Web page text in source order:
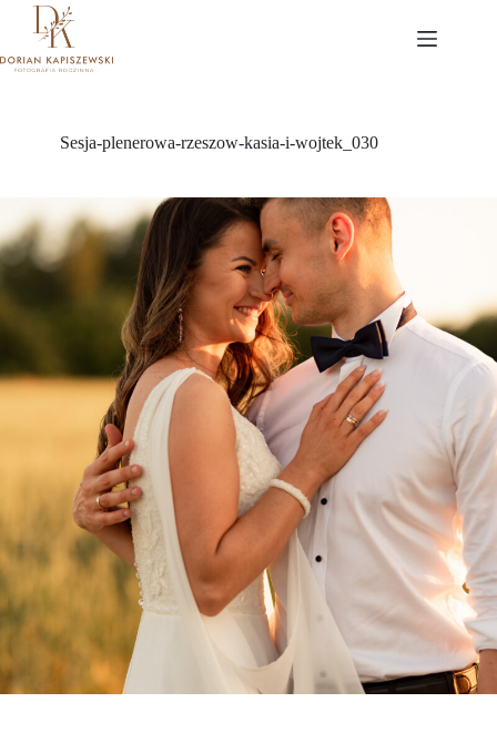
Przejdź
Sesja-plenerowa-rzeszow-kasia-i-wojtek_030